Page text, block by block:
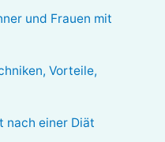
und Frauen mit
Vorteile,
nach einer Diät